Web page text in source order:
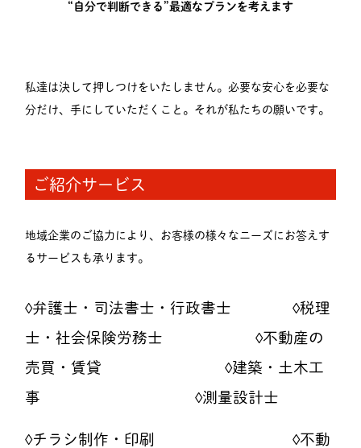
“自分で判断できる”最適なプランを考えます
私達は決して押しつけをいたしません。必要な安心を必要な
分だけ、手にしていただくこと。それが私たちの願いです。
ご紹介サービス
地域企業のご協力により、お客様の様々なニーズにお答えす
るサービスも承ります。
◊弁護士・司法書士・行政書士 ◊税理
士・社会保険労務士 ◊不動産の
売買・賃貸 ◊建築・土木工
事 ◊測量設計士
◊チラシ制作・印刷 ◊不動